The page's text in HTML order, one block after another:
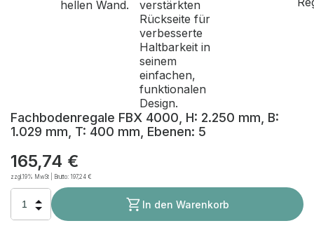
Fachbodenregale FBX 4000, H: 2.250 mm, B:
1.029 mm, T: 400 mm, Ebenen: 5
165,74 €
zzgl.19% MwSt | Brutto:197,24 €
In den Warenkorb